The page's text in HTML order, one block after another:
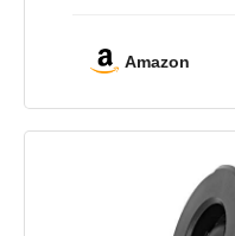
Ladekabel
mit
Amazon